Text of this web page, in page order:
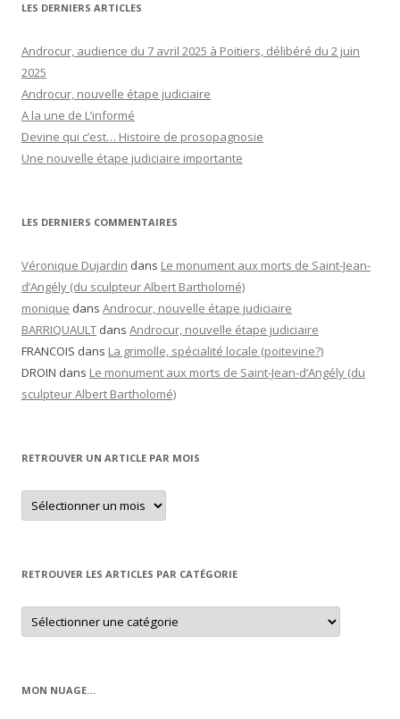
LES DERNIERS ARTICLES
Androcur, audience du 7 avril 2025 à Poitiers, délibéré du 2 juin
2025
Androcur, nouvelle étape judiciaire
A la une de L’informé
Devine qui c’est… Histoire de prosopagnosie
Une nouvelle étape judiciaire importante
LES DERNIERS COMMENTAIRES
Véronique Dujardin dans Le monument aux morts de Saint-Jean-
d’Angély (du sculpteur Albert Bartholomé)
monique dans Androcur, nouvelle étape judiciaire
BARRIQUAULT dans Androcur, nouvelle étape judiciaire
FRANCOIS dans La grimolle, spécialité locale (poitevine?)
DROIN dans Le monument aux morts de Saint-Jean-d’Angély (du
sculpteur Albert Bartholomé)
RETROUVER UN ARTICLE PAR MOIS
Retrouver
un
article
RETROUVER LES ARTICLES PAR CATÉGORIE
Retrouver
les
articles
MON NUAGE…